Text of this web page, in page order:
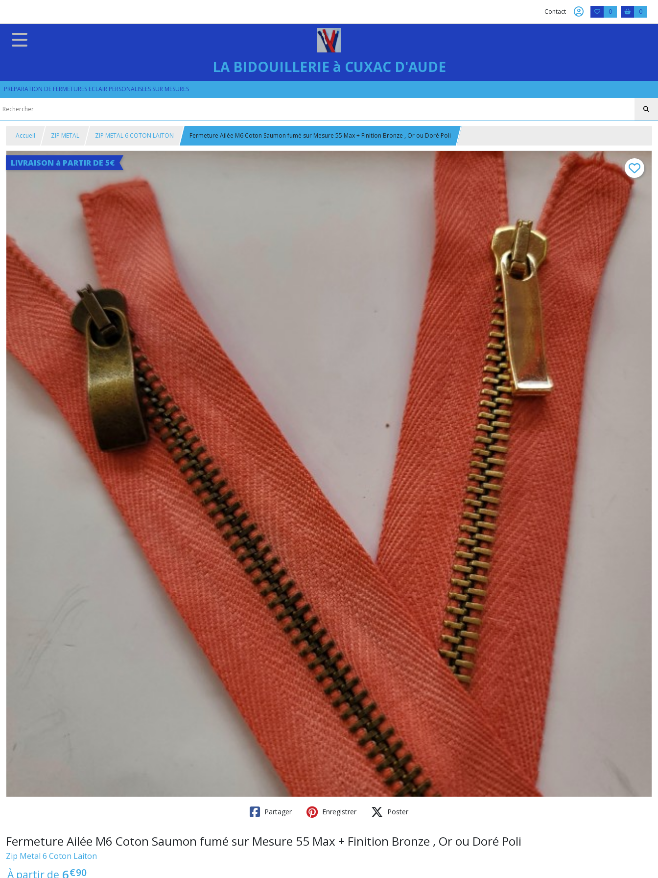
Contact 0 0
LA BIDOUILLERIE à CUXAC D'AUDE
PREPARATION DE FERMETURES ECLAIR PERSONALISEES SUR MESURES
Accueil ZIP METAL ZIP METAL 6 COTON LAITON Fermeture Ailée M6 Coton Saumon fumé sur Mesure 55 Max + Finition Bronze , Or ou Doré Poli
LIVRAISON à PARTIR DE 5€
Partager Enregistrer Poster
Fermeture Ailée M6 Coton Saumon fumé sur Mesure 55 Max + Finition Bronze , Or ou Doré Poli
Zip Metal 6 Coton Laiton
À partir de 6€90